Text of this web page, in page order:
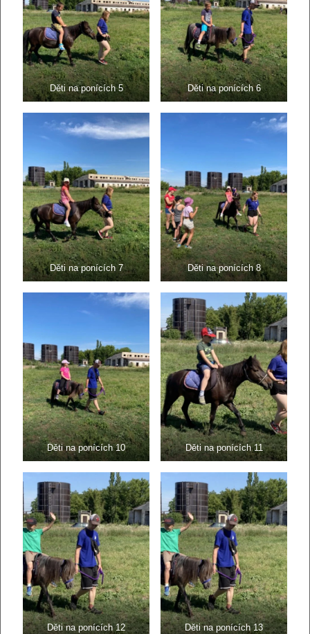
Děti na ponících 5 Děti na ponících 6
Děti na ponících 7 Děti na ponících 8
Děti na ponících 10 Děti na ponících 11
Děti na ponících 12 Děti na ponících 13